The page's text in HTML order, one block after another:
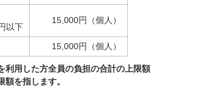
以下
15,000円（個人）
15,000円（個人）
利用した方全員の負担の合計の上限額
を指します。